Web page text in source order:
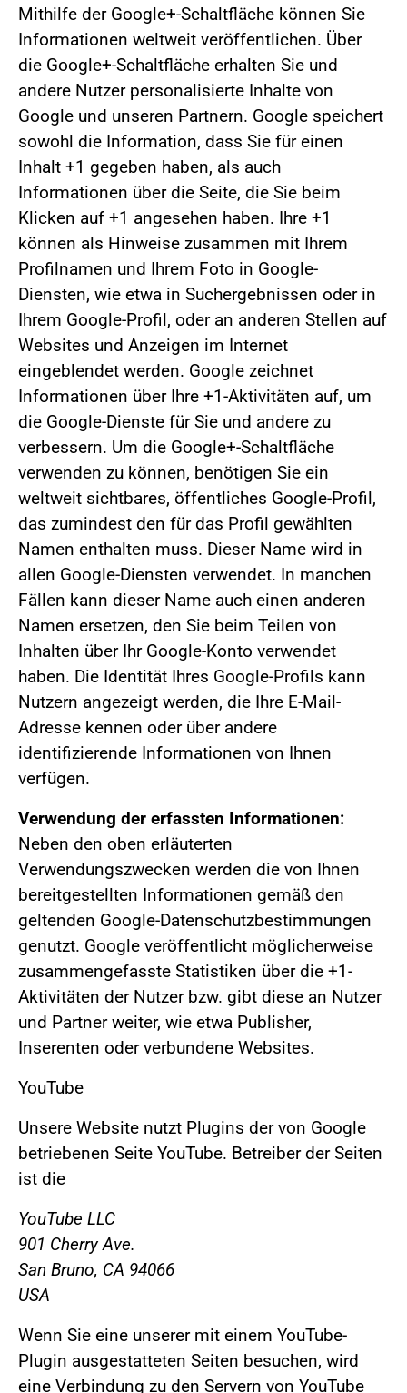
Mithilfe der Google+-Schaltfläche können Sie
Informationen weltweit veröffentlichen. Über
die Google+-Schaltfläche erhalten Sie und
andere Nutzer personalisierte Inhalte von
Google und unseren Partnern. Google speichert
sowohl die Information, dass Sie für einen
Inhalt +1 gegeben haben, als auch
Informationen über die Seite, die Sie beim
Klicken auf +1 angesehen haben. Ihre +1
können als Hinweise zusammen mit Ihrem
Profilnamen und Ihrem Foto in Google-
Diensten, wie etwa in Suchergebnissen oder in
Ihrem Google-Profil, oder an anderen Stellen auf
Websites und Anzeigen im Internet
eingeblendet werden. Google zeichnet
Informationen über Ihre +1-Aktivitäten auf, um
die Google-Dienste für Sie und andere zu
verbessern. Um die Google+-Schaltfläche
verwenden zu können, benötigen Sie ein
weltweit sichtbares, öffentliches Google-Profil,
das zumindest den für das Profil gewählten
Namen enthalten muss. Dieser Name wird in
allen Google-Diensten verwendet. In manchen
Fällen kann dieser Name auch einen anderen
Namen ersetzen, den Sie beim Teilen von
Inhalten über Ihr Google-Konto verwendet
haben. Die Identität Ihres Google-Profils kann
Nutzern angezeigt werden, die Ihre E-Mail-
Adresse kennen oder über andere
identifizierende Informationen von Ihnen
verfügen.
Verwendung der erfassten Informationen:
Neben den oben erläuterten
Verwendungszwecken werden die von Ihnen
bereitgestellten Informationen gemäß den
geltenden Google-Datenschutzbestimmungen
genutzt. Google veröffentlicht möglicherweise
zusammengefasste Statistiken über die +1-
Aktivitäten der Nutzer bzw. gibt diese an Nutzer
und Partner weiter, wie etwa Publisher,
Inserenten oder verbundene Websites.
YouTube
Unsere Website nutzt Plugins der von Google
betriebenen Seite YouTube. Betreiber der Seiten
ist die
YouTube LLC
901 Cherry Ave.
San Bruno, CA 94066
USA
Wenn Sie eine unserer mit einem YouTube-
Plugin ausgestatteten Seiten besuchen, wird
eine Verbindung zu den Servern von YouTube